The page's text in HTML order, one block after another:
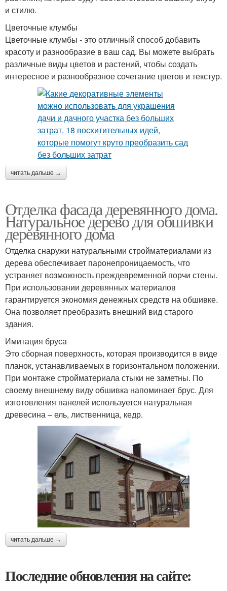
и стилю.
Цветочные клумбы
Цветочные клумбы - это отличный способ добавить
красоту и разнообразие в ваш сад. Вы можете выбрать
различные виды цветов и растений, чтобы создать
интересное и разнообразное сочетание цветов и текстур.
читать дальше →
Отделка фасада деревянного дома.
Натуральное дерево для обшивки
деревянного дома
Отделка снаружи натуральными стройматериалами из
дерева обеспечивает паронепроницаемость, что
устраняет возможность преждевременной порчи стены.
При использовании деревянных материалов
гарантируется экономия денежных средств на обшивке.
Она позволяет преобразить внешний вид старого
здания.
Имитация бруса
Это сборная поверхность, которая производится в виде
планок, устанавливаемых в горизонтальном положении.
При монтаже стройматериала стыки не заметны. По
своему внешнему виду обшивка напоминает брус. Для
изготовления панелей используется натуральная
древесина – ель, лиственница, кедр.
читать дальше →
Последние обновления на сайте: